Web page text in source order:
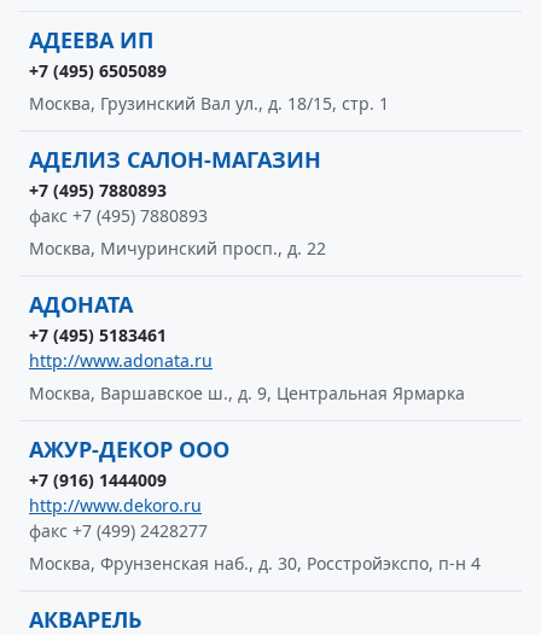
АДЕЕВА ИП
+7 (495) 6505089
Москва, Грузинский Вал ул., д. 18/15, стр. 1
АДЕЛИЗ САЛОН-МАГАЗИН
+7 (495) 7880893
факс +7 (495) 7880893
Москва, Мичуринский просп., д. 22
АДОНАТА
+7 (495) 5183461
http://www.adonata.ru
Москва, Варшавское ш., д. 9, Центральная Ярмарка
АЖУР-ДЕКОР ООО
+7 (916) 1444009
http://www.dekoro.ru
факс +7 (499) 2428277
Москва, Фрунзенская наб., д. 30, Росстройэкспо, п-н 4
АКВАРЕЛЬ